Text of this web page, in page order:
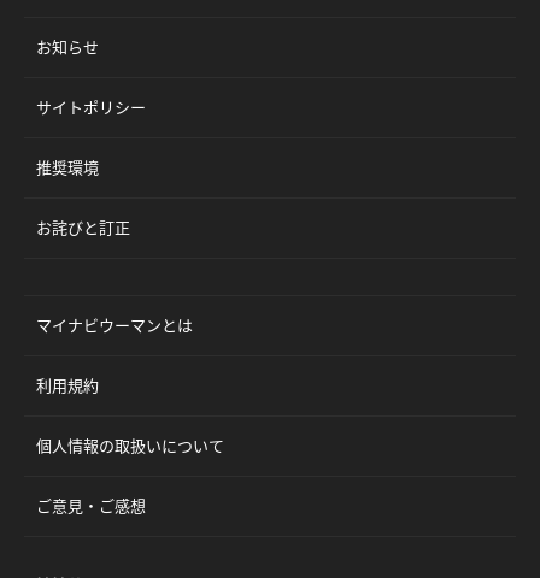
お知らせ
サイトポリシー
推奨環境
お詫びと訂正
マイナビウーマンとは
利用規約
個人情報の取扱いについて
ご意見・ご感想